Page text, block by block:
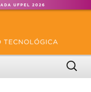
– UFPel
por: